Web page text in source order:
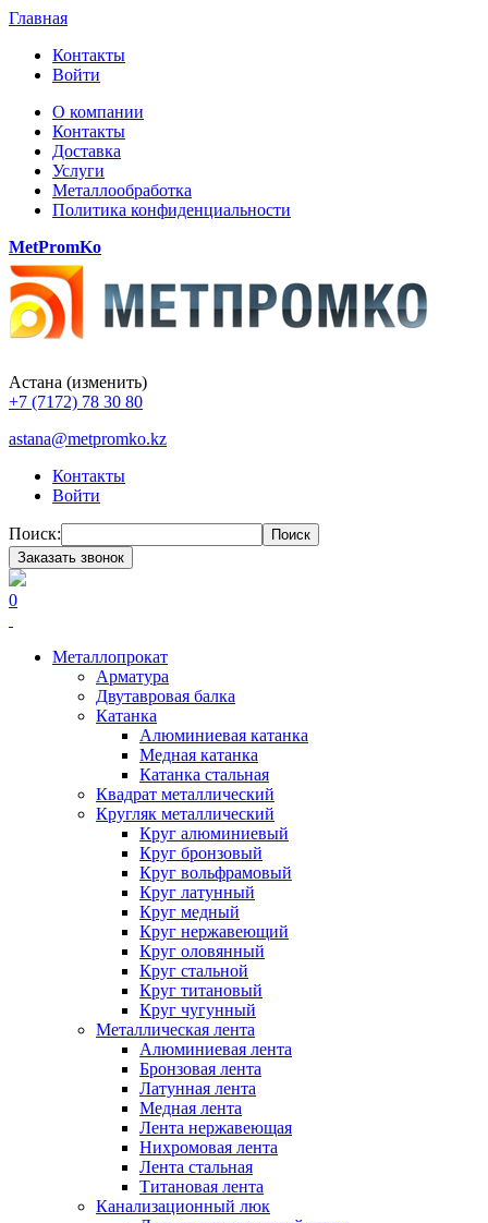
Главная
Контакты
Войти
О компании
Контакты
Доставка
Услуги
Металлообработка
Политика конфиденциальности
MetPromKo
Астана (изменить)
+7 (7172) 78 30 80
astana@metpromko.kz
Контакты
Войти
Поиск:
Поиск
Заказать звонок
0
Металлопрокат
Арматура
Двутавровая балка
Катанка
Алюминиевая катанка
Медная катанка
Катанка стальная
Квадрат металлический
Кругляк металлический
Круг алюминиевый
Круг бронзовый
Круг вольфрамовый
Круг латунный
Круг медный
Круг нержавеющий
Круг оловянный
Круг стальной
Круг титановый
Круг чугунный
Металлическая лента
Алюминиевая лента
Бронзовая лента
Латунная лента
Медная лента
Лента нержавеющая
Нихромовая лента
Лента стальная
Титановая лента
Канализационный люк